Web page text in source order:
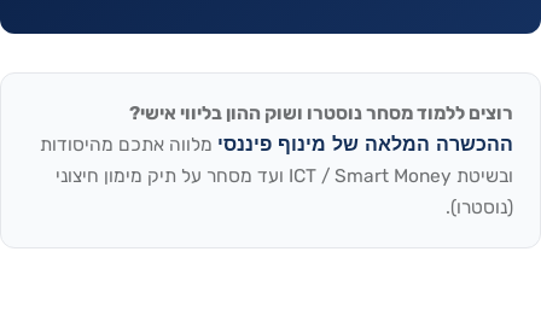
רוצים ללמוד מסחר נוסטרו ושוק ההון בליווי אישי?
ההכשרה המלאה של מינוף פיננסי מלווה אתכם מהיסודות
ובשיטת ICT / Smart Money ועד מסחר על תיק מימון חיצוני
(נוסטרו).